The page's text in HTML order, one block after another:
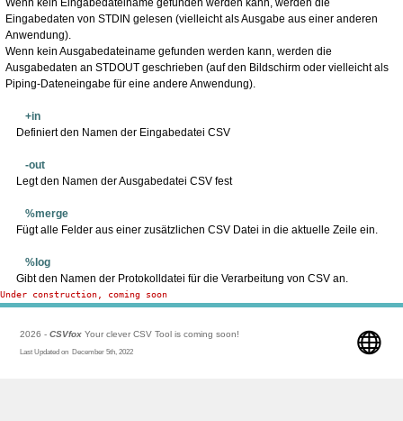
Wenn kein Eingabedateiname gefunden werden kann, werden die
Eingabedaten von STDIN gelesen (vielleicht als Ausgabe aus einer anderen
Anwendung).
Wenn kein Ausgabedateiname gefunden werden kann, werden die
Ausgabedaten an STDOUT geschrieben (auf den Bildschirm oder vielleicht als
Piping-Dateneingabe für eine andere Anwendung).
+in
Definiert den Namen der Eingabedatei CSV
-out
Legt den Namen der Ausgabedatei CSV fest
%merge
Fügt alle Felder aus einer zusätzlichen CSV Datei in die aktuelle Zeile ein.
%log
Gibt den Namen der Protokolldatei für die Verarbeitung von CSV an.
Under construction, coming soon
2026 -CSVfox Your clever CSV Tool is coming soon!
Last Updated on December 5th, 2022